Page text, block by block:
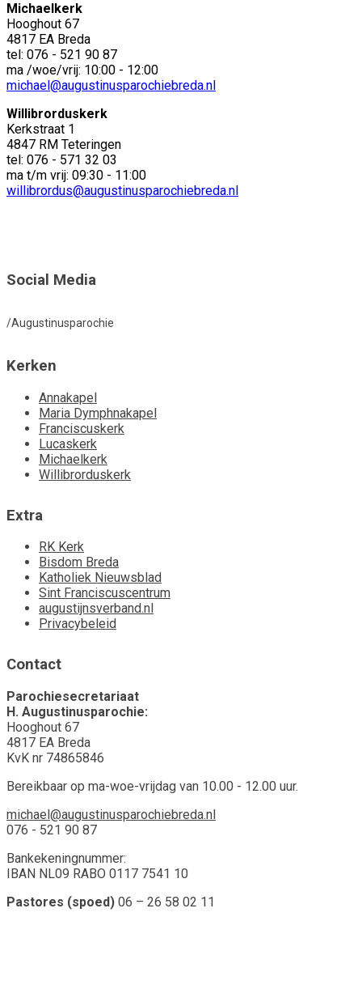
Michaelkerk
Hooghout 67
4817 EA Breda
tel: 076 - 521 90 87
ma /woe/vrij: 10:00 - 12:00
michael@augustinusparochiebreda.nl
Willibrorduskerk
Kerkstraat 1
4847 RM Teteringen
tel: 076 - 571 32 03
ma t/m vrij: 09:30 - 11:00
willibrordus@augustinusparochiebreda.nl
Social Media
/Augustinusparochie
Kerken
Annakapel
Maria Dymphnakapel
Franciscuskerk
Lucaskerk
Michaelkerk
Willibrorduskerk
Extra
RK Kerk
Bisdom Breda
Katholiek Nieuwsblad
Sint Franciscuscentrum
augustijnsverband.nl
Privacybeleid
Contact
Parochiesecretariaat
H. Augustinusparochie:
Hooghout 67
4817 EA Breda
KvK nr 74865846
Bereikbaar op ma-woe-vrijdag van 10.00 - 12.00 uur.
michael@augustinusparochiebreda.nl
076 - 521 90 87
Bankekeningnummer:
IBAN NL09 RABO 0117 7541 10
Pastores (spoed) 06 – 26 58 02 11